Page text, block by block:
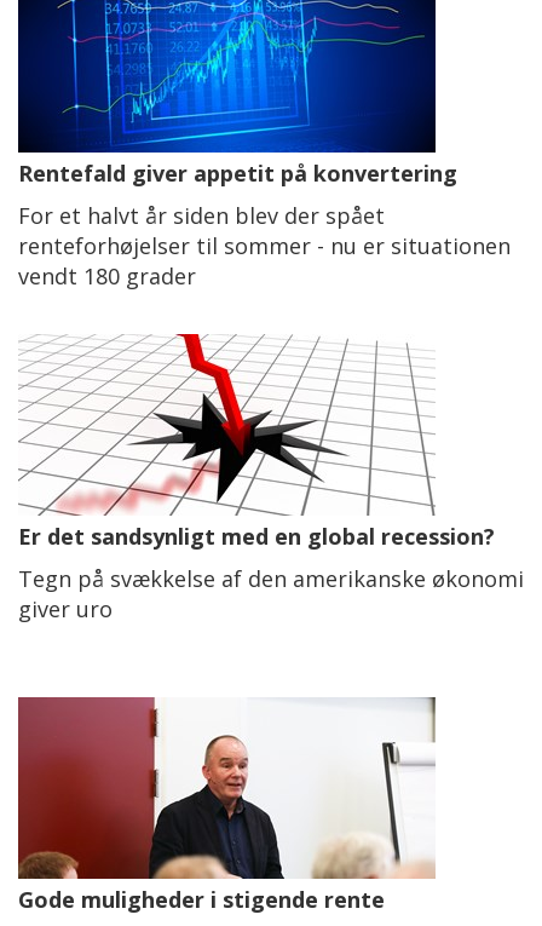
Rentefald giver appetit på konvertering
For et halvt år siden blev der spået
renteforhøjelser til sommer - nu er situationen
vendt 180 grader
Er det sandsynligt med en global recession?
Tegn på svækkelse af den amerikanske økonomi
giver uro
Gode muligheder i stigende rente